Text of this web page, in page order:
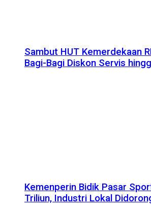
Sambut HUT Kemerdekaan
Bagi-Bagi Diskon Servis
Kemenperin Bidik Pasar
Triliun, Industri Lokal